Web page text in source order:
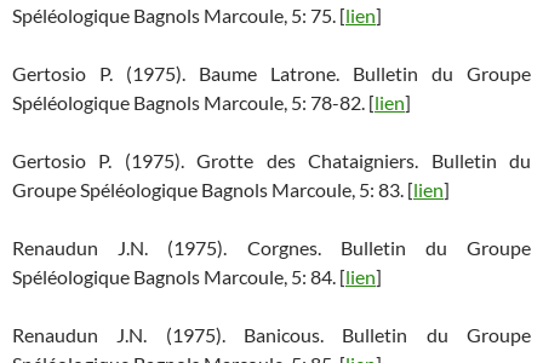
Spéléologique Bagnols Marcoule, 5: 75. [lien]
Gertosio P. (1975). Baume Latrone. Bulletin du Groupe
Spéléologique Bagnols Marcoule, 5: 78-82. [lien]
Gertosio P. (1975). Grotte des Chataigniers. Bulletin du
Groupe Spéléologique Bagnols Marcoule, 5: 83. [lien]
Renaudun J.N. (1975). Corgnes. Bulletin du Groupe
Spéléologique Bagnols Marcoule, 5: 84. [lien]
Renaudun J.N. (1975). Banicous. Bulletin du Groupe